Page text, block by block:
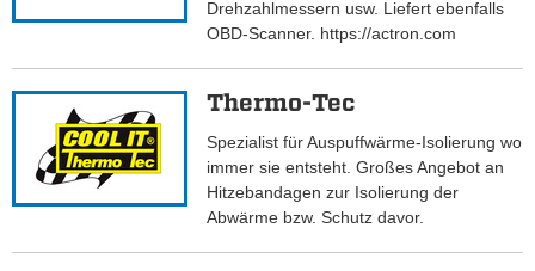
Drehzahlmessern usw. Liefert ebenfalls
OBD-Scanner. https://actron.com
Thermo-Tec
Spezialist für Auspuffwärme-Isolierung wo
immer sie entsteht. Großes Angebot an
Hitzebandagen zur Isolierung der
Abwärme bzw. Schutz davor.